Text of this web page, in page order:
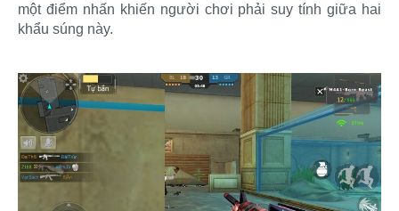
một điểm nhấn khiến người chơi phải suy tính giữa hai
khẩu súng này.